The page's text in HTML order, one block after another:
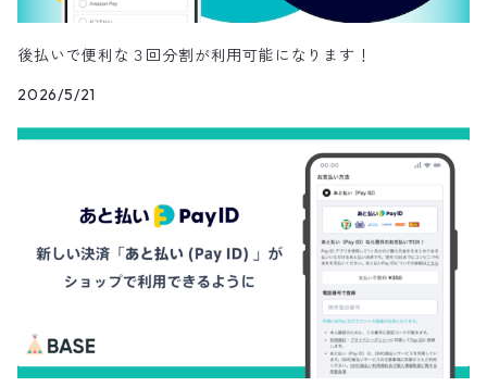
後払いで便利な３回分割が利用可能になります！
2026/5/21